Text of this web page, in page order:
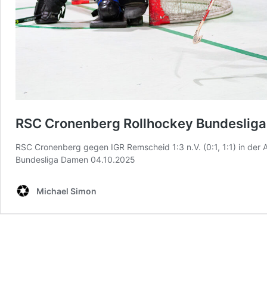
RSC Cronenberg Rollhockey
RSC Cronenberg gegen IGR Remscheid 1:3 n.V. (0:1, 1:1) in
Bundesliga Damen 04.10.2025
Michael Simon